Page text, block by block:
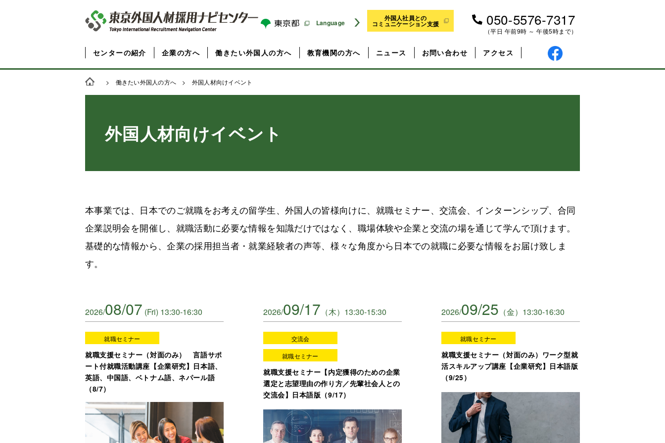
Language
外国人社員との
コミュニケーション支援 050-5576-7317
（平日 午前9時 ～ 午後5時まで）
センターの紹介 企業の方へ 働きたい外国人の方へ 教育機関の方へ ニュース お問い合わせ アクセス
> 働きたい外国人の方へ > 外国人材向けイベント
外国人材向けイベント
本事業では、日本でのご就職をお考えの留学生、外国人の皆様向けに、就職セミナー、交流会、インターンシップ、合同
企業説明会を開催し、就職活動に必要な情報を知識だけではなく、職場体験や企業と交流の場を通じて学んで頂けます。
基礎的な情報から、企業の採用担当者・就業経験者の声等、様々な角度から日本での就職に必要な情報をお届け致しま
す。
2026/08/07 (Fri) 13:30-16:30
就職セミナー
就職支援セミナー（対面のみ） 言語サポ
ート付就職活動講座【企業研究】日本語、
英語、中国語、ベトナム語、ネパール語
（8/7）
2026/09/17 （木）13:30-15:30
交流会
就職セミナー
就職支援セミナー【内定獲得のための企業
選定と志望理由の作り方／先輩社会人との
交流会】日本語版（9/17）
2026/09/25 （金）13:30-16:30
就職セミナー
就職支援セミナー（対面のみ）ワーク型就
活スキルアップ講座【企業研究】日本語版
（9/25）